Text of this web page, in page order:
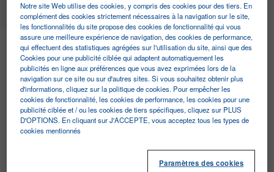
Unamax Lite
Notre site Web utilise des cookies, y compris des cookies pour des tiers. En
complément des cookies strictement nécessaires à la navigation sur le site,
les fonctionnalités du site propose des cookies de fonctionnalité qui vous
assure une meilleure expérience de navigation, des cookies de performance,
qui effectuent des statistiques agrégées sur l'utilisation du site, ainsi que des
Cookies pour une publicité ciblée qui adaptent automatiquement les
publicités en ligne aux préférences que vous avez exprimées lors de la
navigation sur ce site ou sur d'autres sites. Si vous souhaitez obtenir plus
d'informations, cliquez sur la politique de cookies. Pour empêcher les
cookies de fonctionnalité, les cookies de performance, les cookies pour une
publicité ciblée et / ou les cookies de tiers spécifiques, cliquez sur PLUS
D'OPTIONS. En cliquant sur J'ACCEPTE, vous acceptez tous les types de
cookies mentionnés
Paramètres des cookies